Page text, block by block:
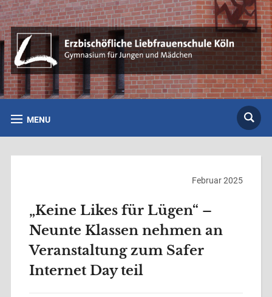
MENU
Februar 2025
„Keine Likes für Lügen“ –
Neunte Klassen nehmen an
Veranstaltung zum Safer
Internet Day teil